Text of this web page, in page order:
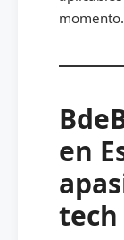
momento.
en
tech